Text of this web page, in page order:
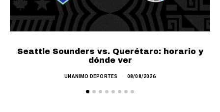
Seattle Sounders vs. Querétaro: horario y
dónde ver
UNANIMO DEPORTES 08/08/2026